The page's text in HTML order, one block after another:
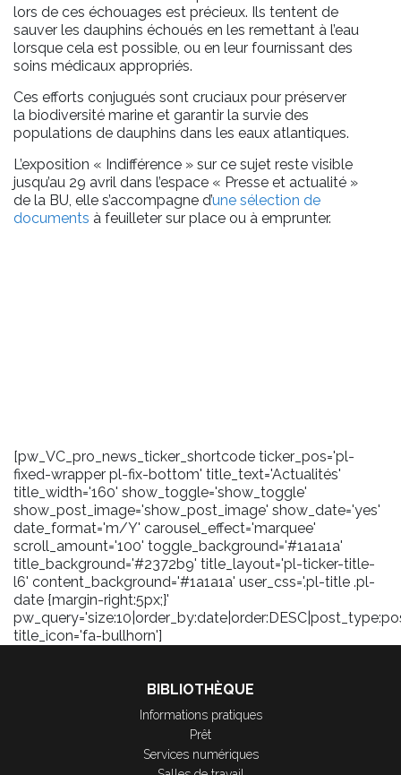
lors de ces échouages est précieux. Ils tentent de
sauver les dauphins échoués en les remettant à l’eau
lorsque cela est possible, ou en leur fournissant des
soins médicaux appropriés.
Ces efforts conjugués sont cruciaux pour préserver
la biodiversité marine et garantir la survie des
populations de dauphins dans les eaux atlantiques.
L’exposition « Indifférence » sur ce sujet reste visible
jusqu’au 29 avril dans l’espace « Presse et actualité »
de la BU, elle s’accompagne d’une sélection de
documents à feuilleter sur place ou à emprunter.
[pw_VC_pro_news_ticker_shortcode ticker_pos='pl-
fixed-wrapper pl-fix-bottom' title_text='Actualités'
title_width='160' show_toggle='show_toggle'
show_post_image='show_post_image' show_date='yes'
date_format='m/Y' carousel_effect='marquee'
scroll_amount='100' toggle_background='#1a1a1a'
title_background='#2372b9' title_layout='pl-ticker-title-
l6' content_background='#1a1a1a' user_css='.pl-title .pl-
date {margin-right:5px;}'
title_icon='fa-bullhorn']
BIBLIOTHÈQUE
Informations pratiques
Prêt
Services numériques